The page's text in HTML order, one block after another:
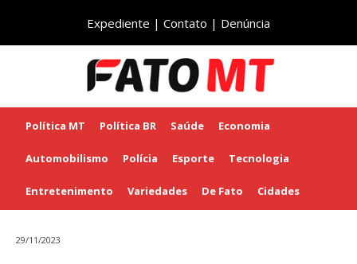
Expediente | Contato | Denúncia
Política MT Política BR Saúde Economia
Automobilismo Polícia Esporte Tecnologia
Entretenimento Variedades De Fato Cidades
29/11/2023